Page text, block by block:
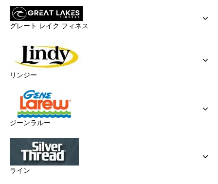
グレート レイク フィネス
リンジー
ジーンラルー
ライン